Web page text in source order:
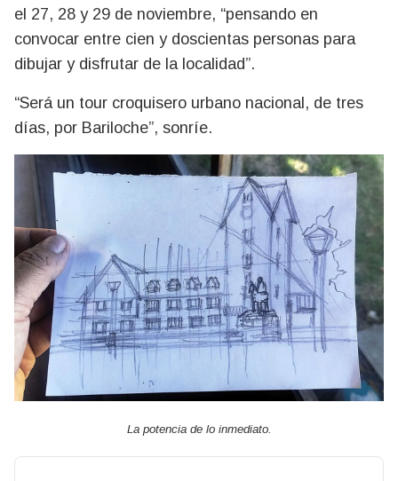
el 27, 28 y 29 de noviembre, “pensando en
convocar entre cien y doscientas personas para
dibujar y disfrutar de la localidad”.
“Será un tour croquisero urbano nacional, de tres
días, por Bariloche”, sonríe.
La potencia de lo inmediato.